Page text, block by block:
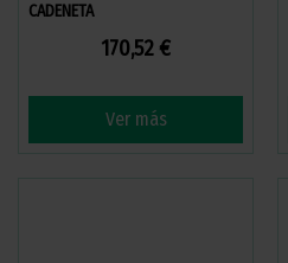
CADENETA
170,52 €
Ver más